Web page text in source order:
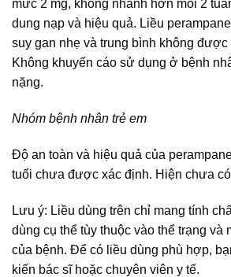
mức 2 mg, không nhanh hơn mỗi 2
dung nạp và hiệu quả. Liều
suy gan nhẹ và trung bình không
Không khuyến cáo sử dụng ở bệnh
nặng.
Nhóm bệnh nhân trẻ em
Độ an toàn và hiệu quả của
tuổi chưa được xác định. Hiện chưa
Lưu ý: Liều dùng trên chỉ mang tính
dùng cụ thể tùy thuộc vào thể trạng và
của bệnh. Để có liều dùng phù hợp,
kiến bác sĩ hoặc chuyên viên y tế.